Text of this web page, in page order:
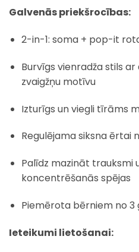
Galvenās priekšrocības:
2-in-1: soma + pop-it
Burvīgs vienradža stils
zvaigžņu motīvu
Izturīgs un viegli tīrāms
Regulējama siksna ērtai
Palīdz mazināt trauksmi
koncentrēšanās spējas
Piemērota bērniem no 3
Ieteikumi lietošanai: